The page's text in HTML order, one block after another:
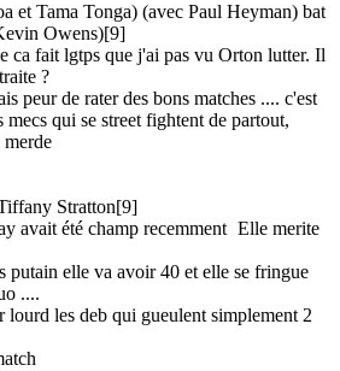
et Tama Tonga) (avec Paul Heyman) bat
Owens)[9]
ca fait lgtps que j'ai pas vu Orton lutter. Il
?
peur de rater des bons matches .... c'est
mecs qui se street fightent de partout,
merde
Stratton[9]
avait été champ recemment Elle merite
putain elle va avoir 40 et elle se fringue
....
lourd les deb qui gueulent simplement 2